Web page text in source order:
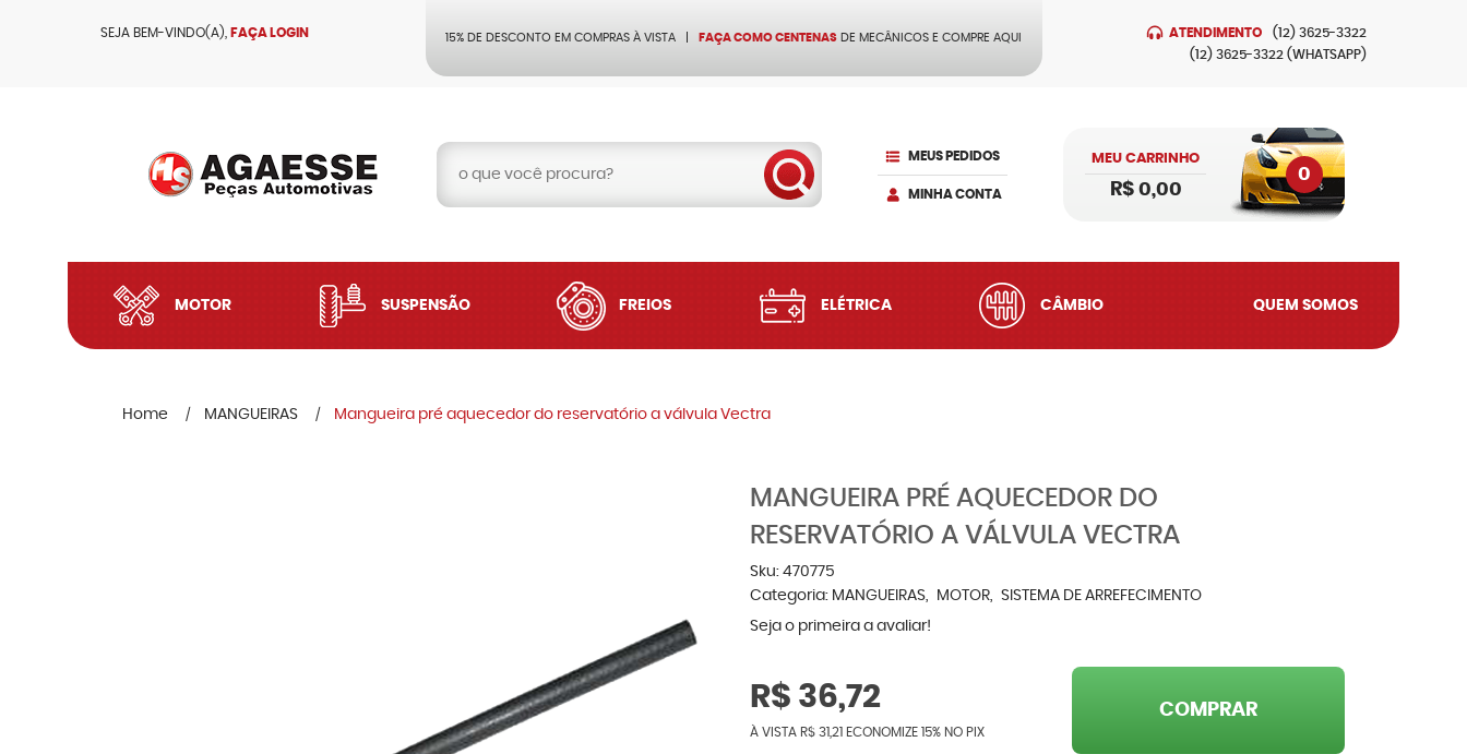
SEJA BEM-VINDO(A), FAÇA LOGIN 15% DE DESCONTO EM COMPRAS À VISTA FAÇA COMO CENTENAS DE MECÂNICOS E COMPRE AQUI ATENDIMENTO (12) 3625-3322
(12) 3625-3322 (WHATSAPP)
MEUS PEDIDOS
MINHA CONTA
MEU CARRINHO
0
R$ 0,00
MOTOR SUSPENSÃO FREIOS ELÉTRICA CÂMBIO QUEM SOMOS
Home MANGUEIRAS Mangueira pré aquecedor do reservatório a válvula Vectra
MANGUEIRA PRÉ AQUECEDOR DO
RESERVATÓRIO A VÁLVULA VECTRA
Sku: 470775
Categoria: MANGUEIRAS MOTOR
SISTEMA DE ARREFECIMENTO
Seja o primeira a avaliar!
R$ 36,72
À VISTA R$ 31,21 ECONOMIZE 15% NO PIX
COMPRAR